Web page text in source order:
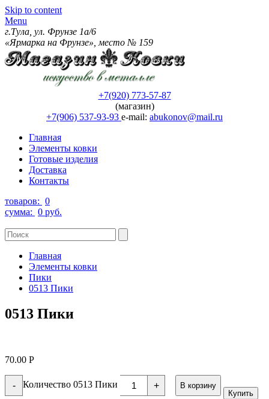
Skip to content
Menu
г.Тула, ул. Фрунзе 1а/6
«Ярмарка на Фрунзе», место № 159
+7(920) 773-57-87
(магазин)
+7(906) 537-93-93 e-mail: abukonov@mail.ru
Главная
Элементы ковки
Готовые изделия
Доставка
Контакты
товаров: 0
сумма: 0 руб.
Главная
Элементы ковки
Пики
0513 Пики
0513 Пики
70.00 Р
- Количество 0513 Пики +
В корзину
Купить